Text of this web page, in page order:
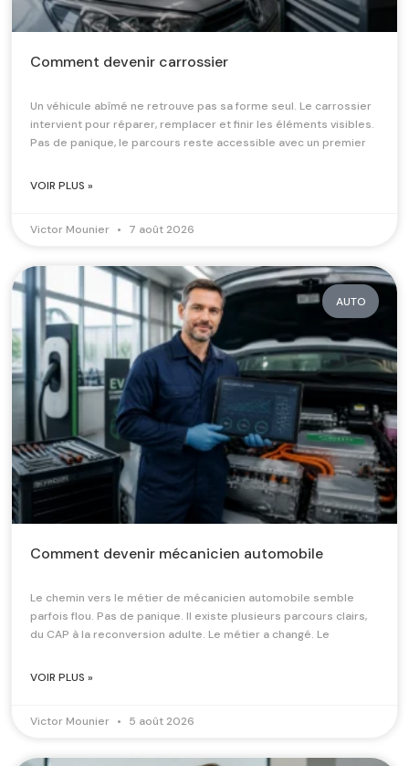
Comment devenir carrossier
Un véhicule abîmé ne retrouve pas sa forme seul. Le carrossier
intervient pour réparer, remplacer et finir les éléments visibles.
Pas de panique, le parcours reste accessible avec un premier
VOIR PLUS »
Victor Mounier 7 août 2026
AUTO
Comment devenir mécanicien automobile
Le chemin vers le métier de mécanicien automobile semble
parfois flou. Pas de panique. Il existe plusieurs parcours clairs,
du CAP à la reconversion adulte. Le métier a changé. Le
VOIR PLUS »
Victor Mounier 5 août 2026